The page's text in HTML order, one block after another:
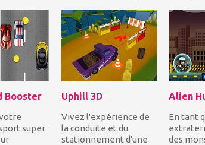
j...
machine à laver sép...
l'autre
Booster
super
Uphill 3D
Vivez l'expérience de
la conduite et du
stationnement d'une
Alien
En tant
des